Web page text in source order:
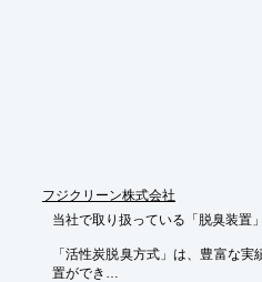
フジクリーン株式会社
当社で取り扱っている「脱臭装置
「活性炭脱臭方式」は、豊富な
置ができ